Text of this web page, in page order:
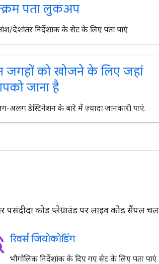
पता लुकअप
देशांतर निर्देशांक के सेट के लिए पता पाएं.
जगहों को खोजने के लिए जहां
जाना है
अलग डेस्टिनेशन के बारे में ज़्यादा जानकारी पाएं.
कोड प्लेग्राउंड पर लाइव कोड सैंपल
रिवर्स जियोकोडिंग
भौगोलिक निर्देशांक के दिए गए सेट के लिए पता पाएं.